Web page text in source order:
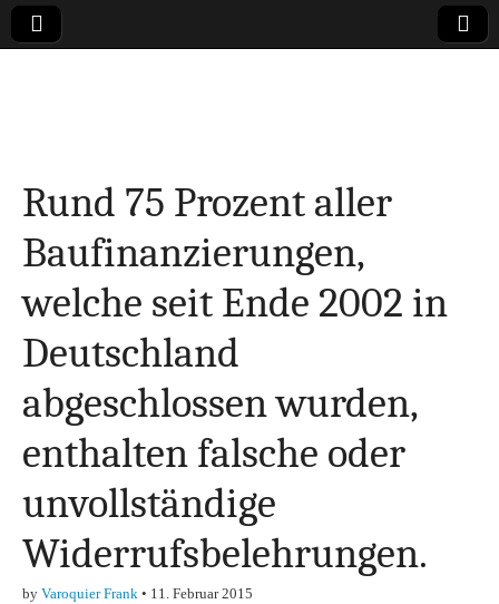
Finanzen,
Marketing-, Vertrieb-
& Investment-Tipps
Rund 75 Prozent aller
Baufinanzierungen,
welche seit Ende 2002 in
Deutschland
abgeschlossen wurden,
enthalten falsche oder
unvollständige
Widerrufsbelehrungen.
by Varoquier Frank • 11. Februar 2015